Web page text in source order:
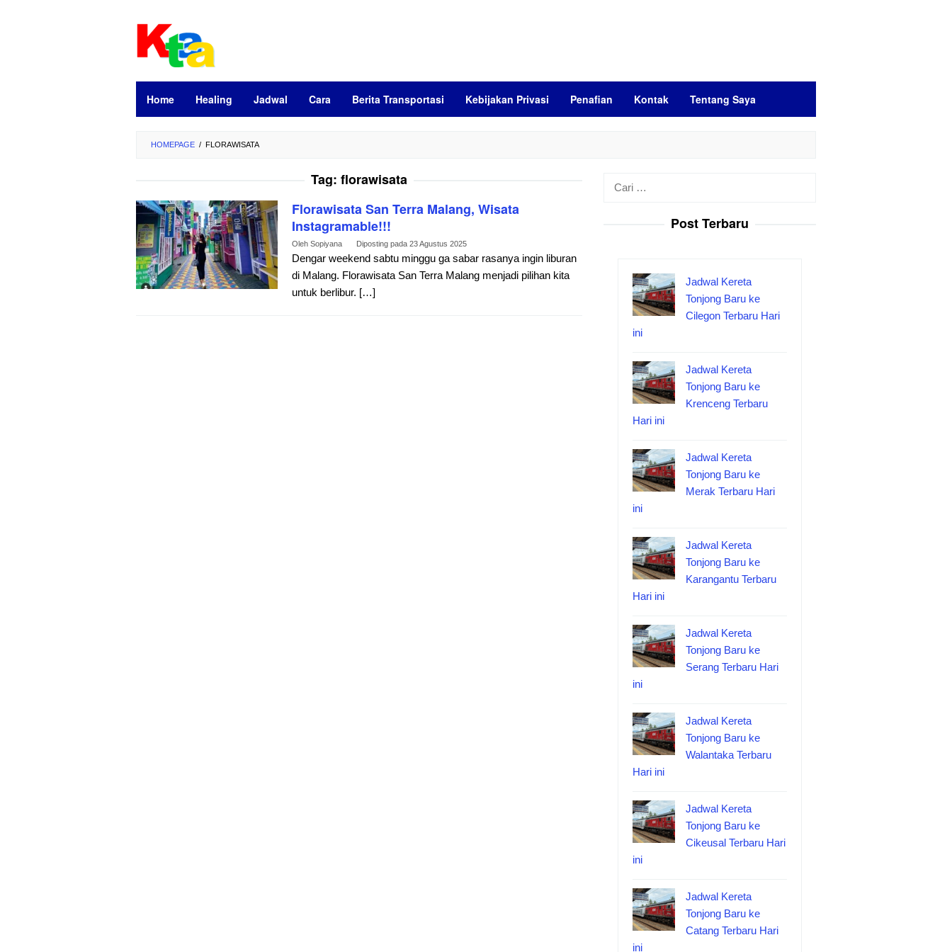
Home Healing Jadwal Cara Berita Transportasi Kebijakan Privasi Penafian Kontak Tentang Saya
HOMEPAGE / FLORAWISATA
Tag: florawisata
Florawisata San Terra Malang, Wisata
Instagramable!!!
Oleh Sopiyana Diposting pada 23 Agustus 2025
Dengar weekend sabtu minggu ga sabar rasanya ingin liburan
di Malang. Florawisata San Terra Malang menjadi pilihan kita
untuk berlibur. […]
Post Terbaru
Jadwal Kereta
Tonjong Baru ke
Cilegon Terbaru Hari
ini
Jadwal Kereta
Tonjong Baru ke
Krenceng Terbaru
Hari ini
Jadwal Kereta
Tonjong Baru ke
Merak Terbaru Hari
ini
Jadwal Kereta
Tonjong Baru ke
Karangantu Terbaru
Hari ini
Jadwal Kereta
Tonjong Baru ke
Serang Terbaru Hari
ini
Jadwal Kereta
Tonjong Baru ke
Walantaka Terbaru
Hari ini
Jadwal Kereta
Tonjong Baru ke
Cikeusal Terbaru Hari
ini
Jadwal Kereta
Tonjong Baru ke
Catang Terbaru Hari
ini